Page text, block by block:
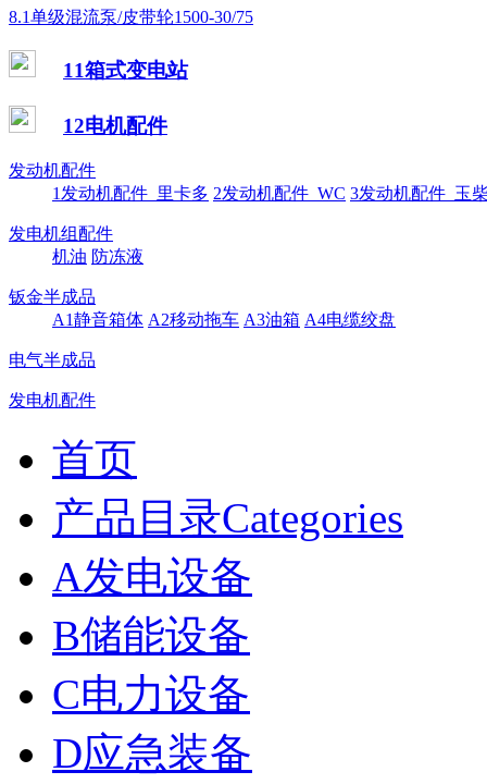
8.1单级混流泵/皮带轮1500-30/75
11箱式变电站
12电机配件
发动机配件
1发动机配件_里卡多 2发动机配件_WC 3发动机配件_玉
发电机组配件
机油 防冻液
钣金半成品
A1静音箱体 A2移动拖车 A3油箱 A4电缆绞盘
电气半成品
发电机配件
首页
产品目录Categories
A发电设备
B储能设备
C电力设备
D应急装备